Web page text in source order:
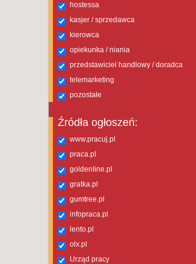
hostessa
kasjer / sprzedawca
kierowca
opiekunka / niania
przedstawiciel handlowy / doradca
telemarketing
pozostałe
Źródła ogłoszeń:
www.pracuj.pl
praca.pl
goldenline.pl
gratka.pl
gumtree.pl
infopraca.pl
lento.pl
olx.pl
Urząd pracy